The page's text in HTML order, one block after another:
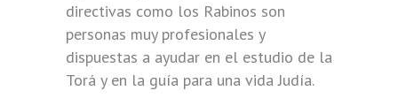
directivas como los Rabinos son
personas muy profesionales y
dispuestas a ayudar en el estudio de la
Torá y en la guía para una vida Judía.